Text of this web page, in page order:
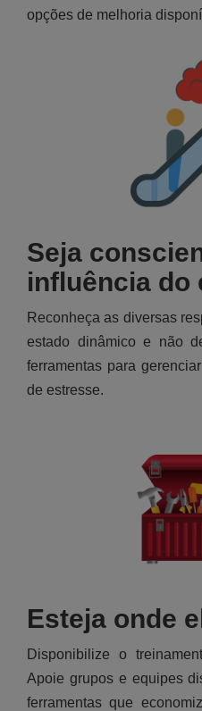
opções de melhoria
Seja
influência do
Reconheça as diversas
estado dinâmico e não
ferramentas para
de estresse.
Esteja onde
Disponibilize o
Apoie grupos e equipes
ferramentas que